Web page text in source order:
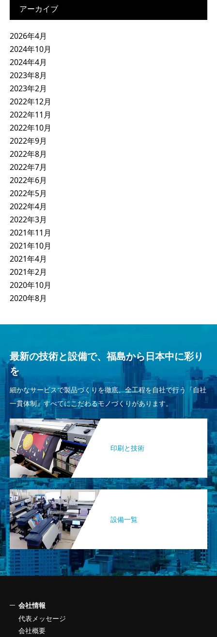
アーカイブ
2026年4月
2024年10月
2024年4月
2023年8月
2023年2月
2022年12月
2022年11月
2022年10月
2022年9月
2022年8月
2022年7月
2022年6月
2022年5月
2022年4月
2022年3月
2021年11月
2021年10月
2021年4月
2021年2月
2020年10月
2020年8月
最新の技術と設備で、福島から日本中に彩り
を
細かなサービスで製品づくりを徹底、全工程を自社で行う『自社
一貫体制』すべてにこだわるモノづくりがあります。
印刷と技術
設備一覧
会社情報
代表メッセージ
会社概要